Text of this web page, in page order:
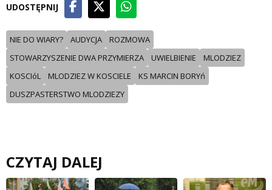
UDOSTĘPNIJ
NIE DO WIARY? AUDYCJA
ROZMOWA
STOWARZYSZENIE DWA PRZYMIERZA
UWIELBIENIE
MLODZIEZ
KOSCIóL
MLODZIEZ W KOSCIELE
KS MARCIN BORYń
DUSZPASTERSTWO MLODZIEZY
CZYTAJ DALEJ